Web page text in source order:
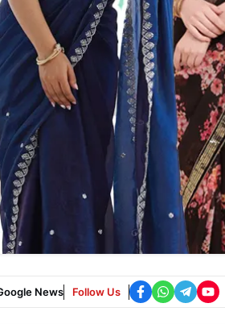
News Follow Us